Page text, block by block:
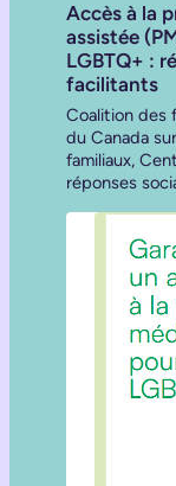
Accès à la
assistée
LGBTQ+ :
facilitants
Coalition des
du Canada
familiaux,
réponses